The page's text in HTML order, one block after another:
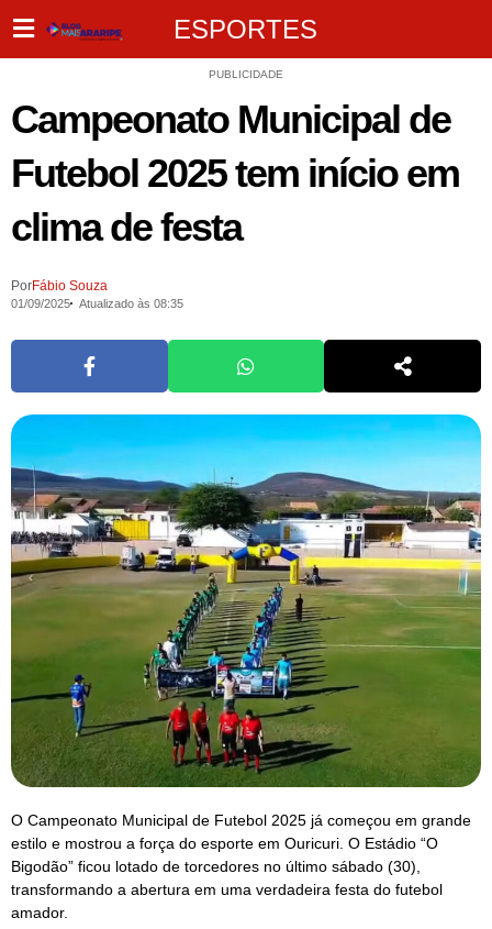
ESPORTES
PUBLICIDADE
Campeonato Municipal de
Futebol 2025 tem início em
clima de festa
PorFábio Souza
01/09/2025 Atualizado às 08:35
O Campeonato Municipal de Futebol 2025 já começou em grande
estilo e mostrou a força do esporte em Ouricuri. O Estádio “O
Bigodão” ficou lotado de torcedores no último sábado (30),
transformando a abertura em uma verdadeira festa do futebol
amador.